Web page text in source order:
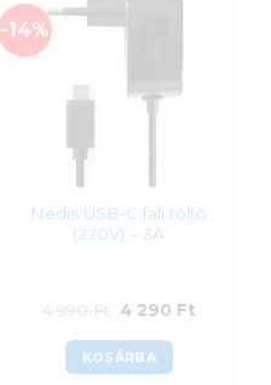
-14%
Nedis USB-C fali töltő
(220V) – 3A
4 990 Ft
Original
price
was:
4 290 Ft
KOSÁRBA